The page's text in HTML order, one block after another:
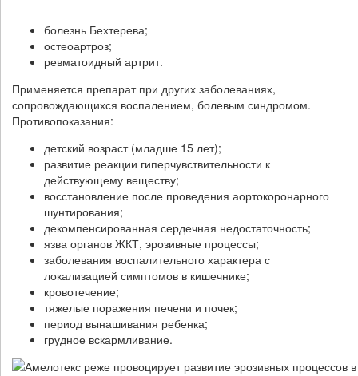
болезнь Бехтерева;
остеоартроз;
ревматоидный артрит.
Применяется препарат при других заболеваниях,
сопровождающихся воспалением, болевым синдромом.
Противопоказания:
детский возраст (младше 15 лет);
развитие реакции гиперчувствительности к
действующему веществу;
восстановление после проведения аортокоронарного
шунтирования;
декомпенсированная сердечная недостаточность;
язва органов ЖКТ, эрозивные процессы;
заболевания воспалительного характера с
локализацией симптомов в кишечнике;
кровотечение;
тяжелые поражения печени и почек;
период вынашивания ребенка;
грудное вскармливание.